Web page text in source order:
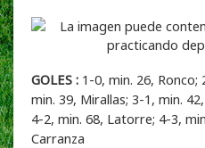
GOLES : 1-0, min. 26, Ronco;
min. 39, Mirallas; 3-1, min.
4-2, min. 68, Latorre; 4-3,
Carranza